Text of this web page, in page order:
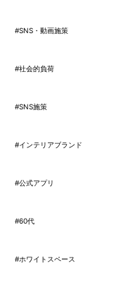
#SNS・動画施策
#社会的負荷
#SNS施策
#インテリアブランド
#公式アプリ
#60代
#ホワイトスペース